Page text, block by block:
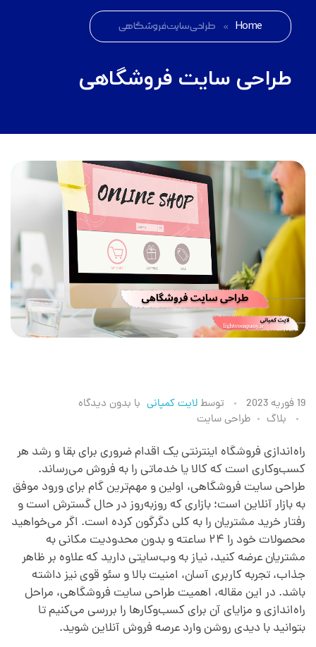
Home
» طراحی سایت فروشگاهی
طراحی سایت فروشگاهی
ط
ر
ا
ح
ی
س
19 فوریه 2023 توسطلایت کمپانی با بدون دیدگاه
بلاگ
طراحی سایت
راه‌اندازی فروشگاه اینترنتی یک اقدام ضروری برای بقا و رشد هر
کسب‌وکاری است که کالا یا خدماتی را به فروش می‌رساند.
طراحی سایت فروشگاهی، اولین و مهم‌ترین گام برای ورود موفق
به بازار آنلاین است؛ بازاری که روزبه‌روز در حال گسترش است و
رفتار خرید مشتریان را به کلی دگرگون کرده است. اگر می‌خواهید
محصولات خود را ۲۴ ساعته و بدون محدودیت مکانی به
مشتریان عرضه کنید، نیاز به وب‌سایتی دارید که علاوه بر ظاهر
جذاب، تجربه کاربری آسان، امنیت بالا و سئو قوی نیز داشته
باشد. در این مقاله، اهمیت طراحی سایت فروشگاهی، مراحل
راه‌اندازی و مزایای آن برای کسب‌وکارها را بررسی می‌کنیم تا
بتوانید با دیدی روشن وارد عرصه فروش آنلاین شوید.